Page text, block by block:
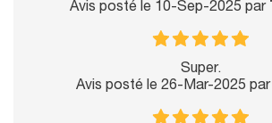
Avis posté le 10-Sep-2025 par
Super.
Avis posté le 26-Mar-2025 par